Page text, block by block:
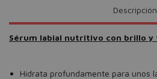
Descripción
Sérum labial nutritivo con brillo y
Hidrata profundamente para unos